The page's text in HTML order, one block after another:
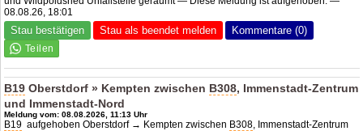
08.08.26, 18:01
Stau bestätigen Stau als beendet melden Kommentare (0)
B19 Oberstdorf » Kempten zwischen B308, Immenstadt-Zentrum
und Immenstadt-Nord
Meldung vom: 08.08.2026, 11:13 Uhr
B19 aufgehoben Oberstdorf → Kempten zwischen B308, Immenstadt-Zentrum